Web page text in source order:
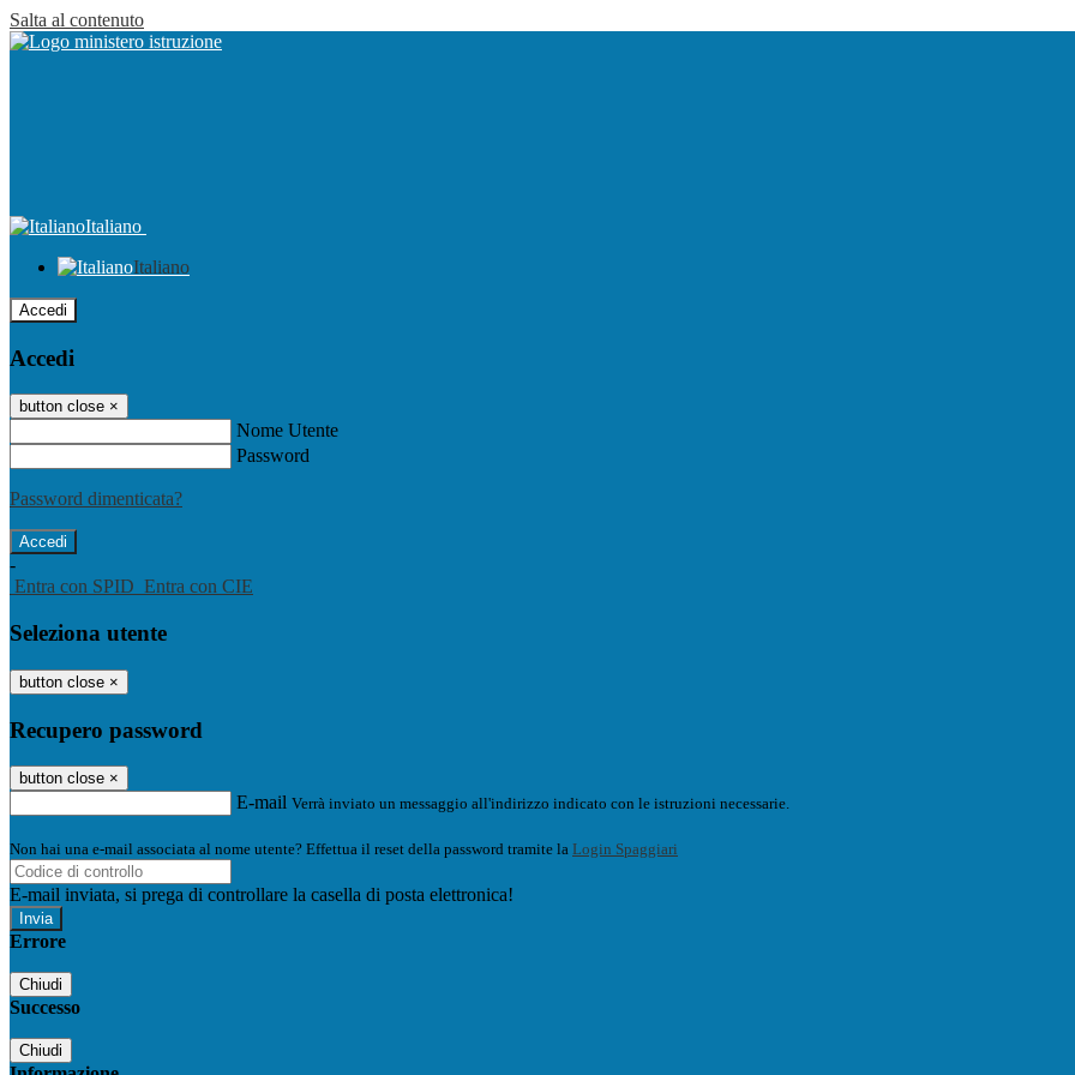
Salta al contenuto
Italiano
Italiano
Accedi
Accedi
button close ×
Nome Utente
Password
Password dimenticata?
-
Entra con SPID Entra con CIE
Seleziona utente
button close ×
Recupero password
button close ×
E-mail Verrà inviato un messaggio all'indirizzo indicato con le istruzioni necessarie.
Non hai una e-mail associata al nome utente? Effettua il reset della password tramite la Login Spaggiari
E-mail inviata, si prega di controllare la casella di posta elettronica!
Errore
Chiudi
Successo
Chiudi